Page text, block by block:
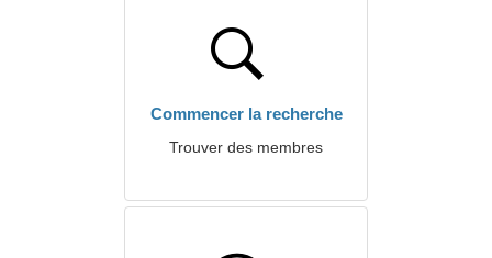
Commencer la recherche
Trouver des membres